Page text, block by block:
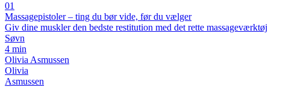
01
Massagepistoler – ting du bør vide, før du vælger
Giv dine muskler den bedste restitution med det rette massageværktøj
Søvn
4 min
Olivia Asmussen
Olivia
Asmussen